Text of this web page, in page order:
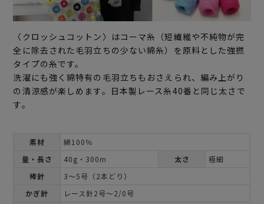
〈クロッシュコットン〉はコーマ糸（短繊維や不純物が完
全に除去された毛羽立ちの少ない綿糸）を原料とした強撚
タイプの糸です。
洗濯にも強く綿特有の毛羽立ちもおさえられ、編み上がり
の清涼感が楽しめます。日本製レース糸40番と同じ太さで
す。
素材
綿100％
量・長さ
40g・300m 太さ
極細
棒針
3～5号（2本どり）
かぎ針
レース針2号～2/0号